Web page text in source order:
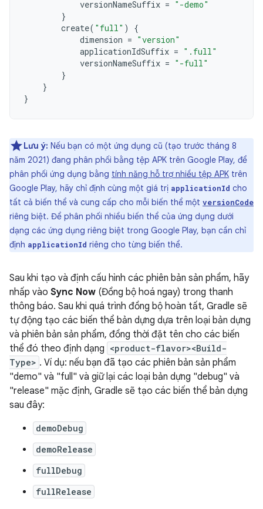
versionNameSuffix = "-demo"
}
create( "full" )
{
dimension = "version"
applicationIdSuffix = ".full"
versionNameSuffix = "-full"
}
}
}
Lưu ý: Nếu bạn có một ứng dụng cũ (tạo trước tháng 8
năm 2021) đang phân phối bằng tệp APK trên Google Play, để
phân phối ứng dụng bằng tính năng hỗ trợ nhiều tệp APK trên
Google Play, hãy chỉ định cùng một giá trị applicationId cho
tất cả biến thể và cung cấp cho mỗi biến thể một versionCode
riêng biệt. Để phân phối nhiều biến thể của ứng dụng dưới
dạng các ứng dụng riêng biệt trong Google Play, bạn cần chỉ
định applicationId riêng cho từng biến thể.
Sau khi tạo và định cấu hình các phiên bản sản phẩm, hãy
nhấp vào Sync Now (Đồng bộ hoá ngay) trong thanh
thông báo. Sau khi quá trình đồng bộ hoàn tất, Gradle sẽ
tự động tạo các biến thể bản dựng dựa trên loại bản dựng
và phiên bản sản phẩm, đồng thời đặt tên cho các biến
thể đó theo định dạng <product-flavor><Build-
Type> . Ví dụ: nếu bạn đã tạo các phiên bản sản phẩm
"demo" và "full" và giữ lại các loại bản dựng "debug" và
"release" mặc định, Gradle sẽ tạo các biến thể bản dựng
sau đây:
demoDebug
demoRelease
fullDebug
fullRelease